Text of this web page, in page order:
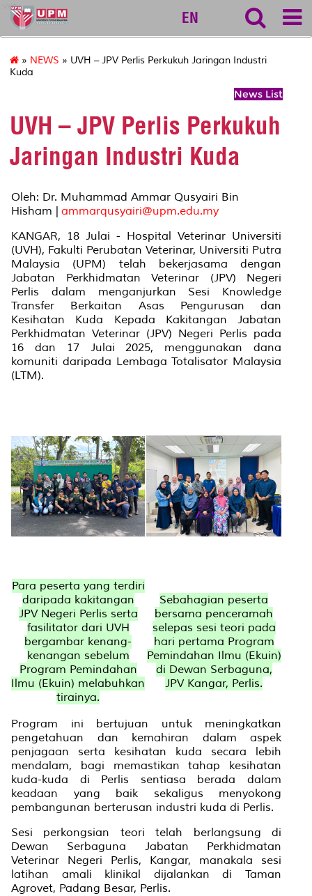
vet
EN
» NEWS » UVH – JPV Perlis Perkukuh Jaringan Industri
Kuda
News List
UVH – JPV Perlis Perkukuh
Jaringan Industri Kuda
Oleh: Dr. Muhammad Ammar Qusyairi Bin
Hisham | ammarqusyairi@upm.edu.my
KANGAR, 18 Julai - Hospital Veterinar Universiti
(UVH), Fakulti Perubatan Veterinar, Universiti Putra
Malaysia (UPM) telah bekerjasama dengan
Jabatan Perkhidmatan Veterinar (JPV) Negeri
Perlis dalam menganjurkan Sesi Knowledge
Transfer Berkaitan Asas Pengurusan dan
Kesihatan Kuda Kepada Kakitangan Jabatan
Perkhidmatan Veterinar (JPV) Negeri Perlis pada
16 dan 17 Julai 2025, menggunakan dana
komuniti daripada Lembaga Totalisator Malaysia
(LTM).
Para peserta yang terdiri
daripada kakitangan
JPV Negeri Perlis serta
fasilitator dari UVH
bergambar kenang-
kenangan sebelum
Program Pemindahan
Ilmu (Ekuin) melabuhkan
tirainya.
Sebahagian peserta
bersama penceramah
selepas sesi teori pada
hari pertama Program
Pemindahan Ilmu (Ekuin)
di Dewan Serbaguna,
JPV Kangar, Perlis.
Program ini bertujuan untuk meningkatkan
pengetahuan dan kemahiran dalam aspek
penjagaan serta kesihatan kuda secara lebih
mendalam, bagi memastikan tahap kesihatan
kuda-kuda di Perlis sentiasa berada dalam
keadaan yang baik sekaligus menyokong
pembangunan berterusan industri kuda di Perlis.
Sesi perkongsian teori telah berlangsung di
Dewan Serbaguna Jabatan Perkhidmatan
Veterinar Negeri Perlis, Kangar, manakala sesi
latihan amali klinikal dijalankan di Taman
Agrovet, Padang Besar, Perlis.